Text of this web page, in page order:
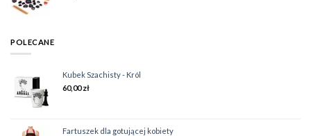
POLECANE
Kubek Szachisty - Król
60,00zł
Fartuszek dla gotującej kobiety